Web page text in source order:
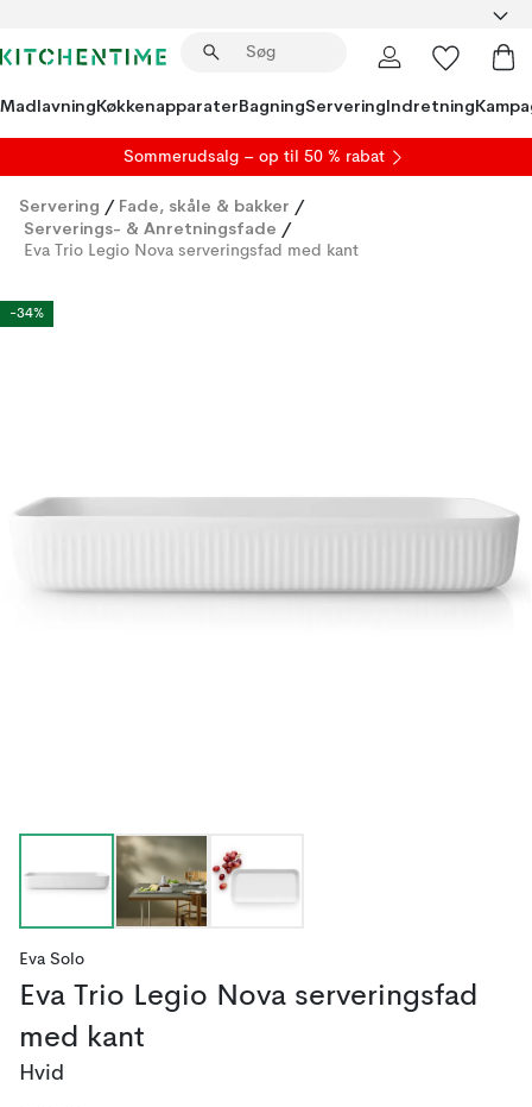
MadlavningKøkkenapparaterBagningServeringIndretning
Sommerudsalg – op til 50 % rabat
Servering / Fade, skåle & bakker /
Serverings- & Anretningsfade /
Eva Trio Legio Nova serveringsfad med kant
-34%
Eva Solo
Eva Trio Legio Nova serveringsfad
med kant
Hvid